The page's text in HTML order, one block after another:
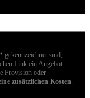
gekennzeichnet sind,
Link ein Angebot
Provision oder
zusätzlichen Kosten.